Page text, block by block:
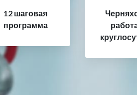
12 шаговая
программа